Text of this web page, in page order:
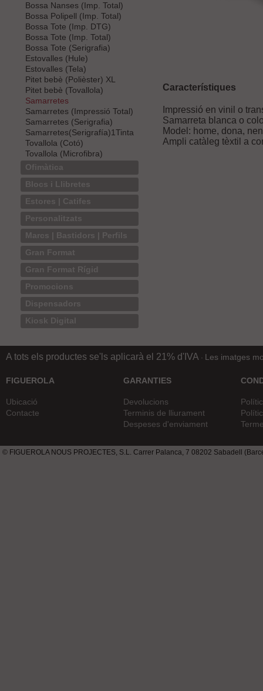
Bossa Nanses (Imp. Total)
Bossa Polipell (Imp. Total)
Bossa Tote (Imp. DTG)
Bossa Tote (Imp. Total)
Bossa Tote (Serigrafia)
Estovalles (Hule)
Estovalles (Tela)
Pitet bebè (Polièster) XL
Pitet bebè (Tovallola)
Samarretes
Samarretes (Impressió Total)
Samarretes (Serigrafia)
Samarretes(Serigrafía)1Tinta
Tovallola (Cotó)
Tovallola (Microfibra)
Ofimàtica
Blocs i Llibretes
Estores | Catifes
Personalitzats
Marcs | Bastidors | Perfils
Gran Format
Gran Format Rígid
Promocions
Dispensadors
Kiosk Digital
Característiques
Impressió en vinil o
Samarreta blanca o
Model: home, dona,
Ampli catàleg tèxtil a
A tots els productes se'ls aplicarà el 21% d'IVA · Les imatges
FIGUEROLA
Ubicació
Contacte
GARANTIES
Devolucions
Terminis de lliurament
Despeses d'enviament
© FIGUEROLA NOUS PROJECTES, S.L. Carrer Palanca, 7 08202 Sabadell